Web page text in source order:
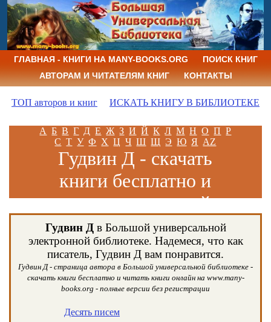
ГЛАВНАЯ - КНИГИ НА MANY-BOOKS.ORG
ПОИСК КНИГ
АВТОРАМ И ЧИТАТЕЛЯМ КНИГ
КОНТАКТЫ
ТОП авторов и книг ИСКАТЬ КНИГУ В БИБЛИОТЕКЕ
А Б В Г Д Е Ж З И Й К Л М Н О П Р
С Т У Ф Х Ц Ч Ш Щ Э Ю Я AZ
Гудвин Д - скачать
книги бесплатно и
читать книги онлайн
Гудвин Дв Большой универсальной
электронной библиотеке. Надемеся, что как
писатель, Гудвин Д вам понравится.
Гудвин Д - страница автора в Большой универсальной библиотеке -
скачать книги бесплатно и читать книги онлайн на www.many-
books.org - полные версии без регистрации
Десять писем